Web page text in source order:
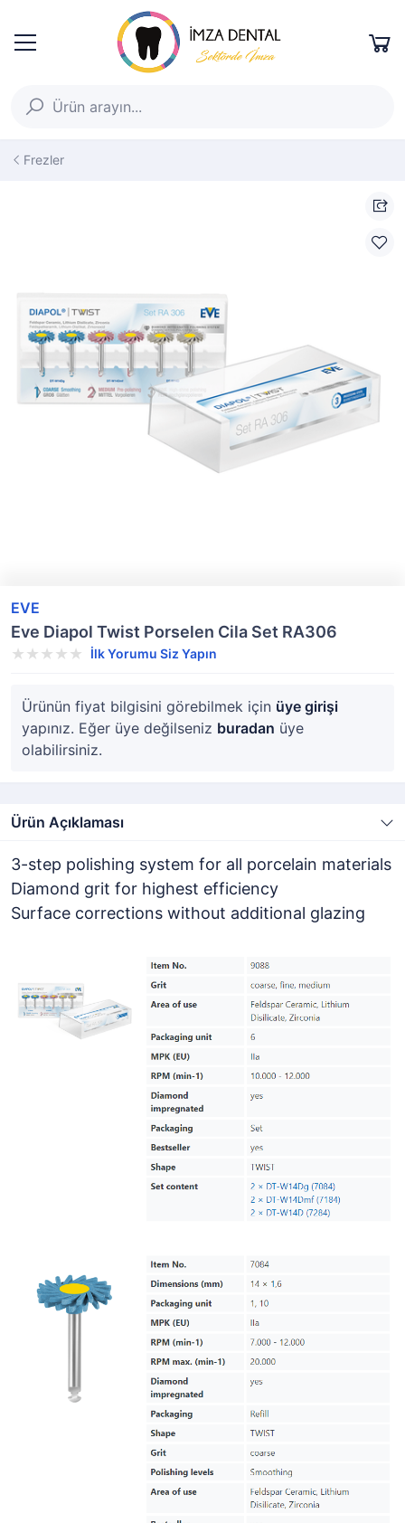
Frezler
EVE
Eve Diapol Twist Porselen Cila Set RA306
İlk Yorumu Siz Yapın
Ürünün fiyat bilgisini görebilmek için üye girişi
yapınız. Eğer üye değilseniz buradan üye
olabilirsiniz.
Ürün Açıklaması
3-step polishing system for all porcelain materials
Diamond grit for highest efficiency
Surface corrections without additional glazing